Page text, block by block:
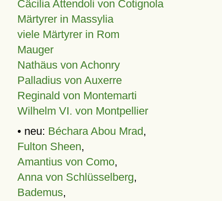
Cäcilia Attendoli von Cotignola
Märtyrer in Massylia
viele Märtyrer in Rom
Mauger
Nathäus von Achonry
Palladius von Auxerre
Reginald von Montemarti
Wilhelm VI. von Montpellier
• neu: Béchara Abou Mrad,
Fulton Sheen,
Amantius von Como,
Anna von Schlüsselberg,
Bademus,